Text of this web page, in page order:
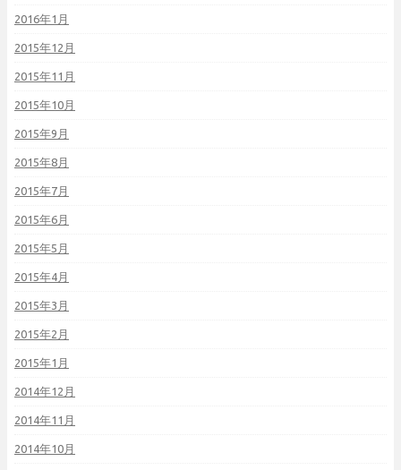
2016年1月
2015年12月
2015年11月
2015年10月
2015年9月
2015年8月
2015年7月
2015年6月
2015年5月
2015年4月
2015年3月
2015年2月
2015年1月
2014年12月
2014年11月
2014年10月